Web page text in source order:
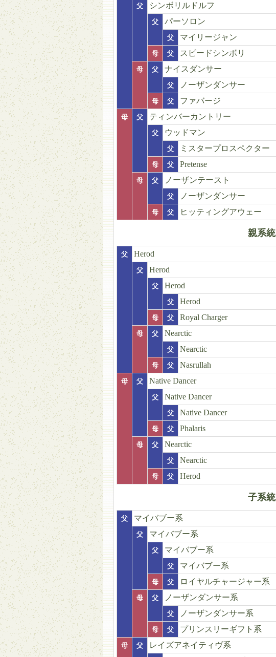
父 シンボリルドルフ
父 パーソロン
父 マイリージャン
母 父 スピードシンボリ
母 父 ナイスダンサー
父 ノーザンダンサー
母 父 ファバージ
母 父 ティンバーカントリー
父 ウッドマン
父 ミスタープロスペクター
母 父 Pretense
母 父 ノーザンテースト
父 ノーザンダンサー
母 父 ヒッティングアウェー
親系統
父 Herod
父 Herod
父 Herod
父 Herod
母 父 Royal Charger
母 父 Nearctic
父 Nearctic
母 父 Nasrullah
母 父 Native Dancer
父 Native Dancer
父 Native Dancer
母 父 Phalaris
母 父 Nearctic
父 Nearctic
母 父 Herod
子系統
父 マイバブー系
父 マイバブー系
父 マイバブー系
父 マイバブー系
母 父 ロイヤルチャージャー系
母 父 ノーザンダンサー系
父 ノーザンダンサー系
母 父 プリンスリーギフト系
母 父
レイズアネイティヴ系